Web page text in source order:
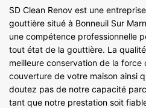
SD Clean Renov est une
gouttière situé à Bonneuil Sur
une compétence professionnelle
tout état de la gouttière. La
meilleure conservation de la force
couverture de votre maison ainsi
doutez pas de notre capacité
tant que notre prestation soit